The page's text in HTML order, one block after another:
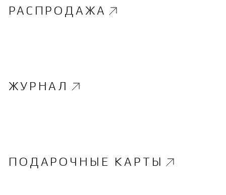
РАСПРОДАЖА
ЖУРНАЛ
ПОДАРОЧНЫЕ КАРТЫ